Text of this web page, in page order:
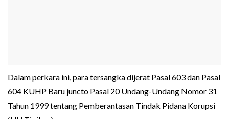
Dalam perkara ini, para tersangka dijerat Pasal 603 dan Pasal
604 KUHP Baru juncto Pasal 20 Undang-Undang Nomor 31
Tahun 1999 tentang Pemberantasan Tindak Pidana Korupsi